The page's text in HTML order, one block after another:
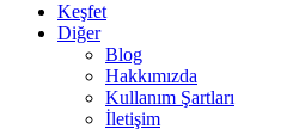
Keşfet
Diğer
Blog
Hakkımızda
Kullanım Şartları
İletişim